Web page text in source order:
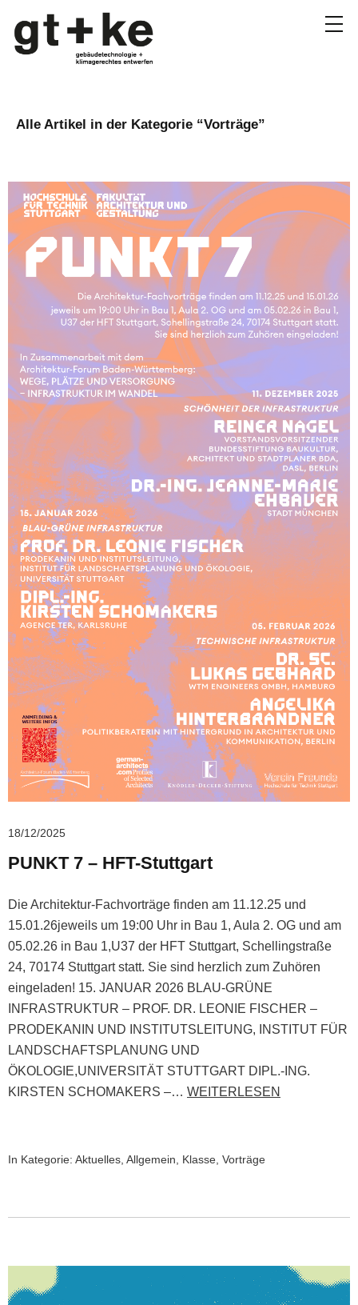
Alle Artikel in der Kategorie “Vorträge”
18/12/2025
PUNKT 7 – HFT-Stuttgart
Die Architektur-Fachvorträge finden am 11.12.25 und
15.01.26jeweils um 19:00 Uhr in Bau 1, Aula 2. OG und am
05.02.26 in Bau 1,U37 der HFT Stuttgart, Schellingstraße
24, 70174 Stuttgart statt. Sie sind herzlich zum Zuhören
eingeladen! 15. JANUAR 2026 BLAU-GRÜNE
INFRASTRUKTUR – PROF. DR. LEONIE FISCHER –
PRODEKANIN UND INSTITUTSLEITUNG, INSTITUT FÜR
LANDSCHAFTSPLANUNG UND
ÖKOLOGIE,UNIVERSITÄT STUTTGART DIPL.-ING.
KIRSTEN SCHOMAKERS –… WEITERLESEN
In Kategorie: Aktuelles Allgemein Klasse Vorträge